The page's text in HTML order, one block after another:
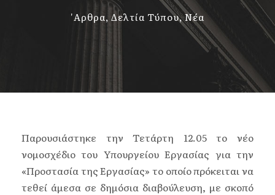
'Αρθρα, Δελτία Τύπου,Νέα
Παρουσιάστηκε την Τετάρτη 12.05 το νέο
νομοσχέδιο του Υπουργείου Εργασίας για την
«Προστασία της Εργασίας» το οποίο πρόκειται να
τεθεί άμεσα σε δημόσια διαβούλευση, με σκοπό